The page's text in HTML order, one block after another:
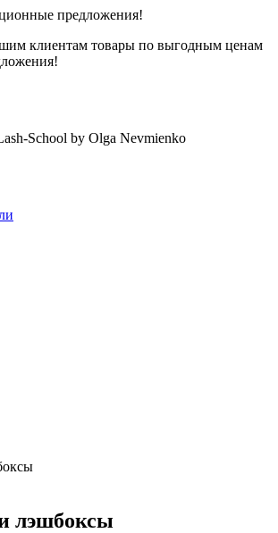
предложения!
клиентам товары по выгодным ценам
School by Olga Nevmienko
лэшбоксы